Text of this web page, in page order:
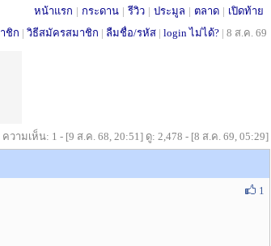
หน้าแรก | กระดาน | รีวิว | ประมูล | ตลาด | เปิดท้าย
ชิก | วิธีสมัครสมาชิก | ลืมชื่อ/รหัส | login ไม่ได้? | 8 ส.ค. 69
ความเห็น: 1 - [9 ส.ค. 68, 20:51] ดู: 2,478 - [8 ส.ค. 69, 05:29]
1